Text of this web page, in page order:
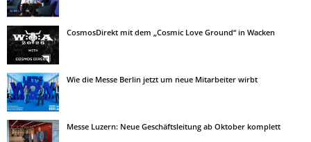
CosmosDirekt mit dem „Cosmic Love Ground“ in Wacken
Wie die Messe Berlin jetzt um neue Mitarbeiter wirbt
Messe Luzern: Neue Geschäftsleitung ab Oktober komplett